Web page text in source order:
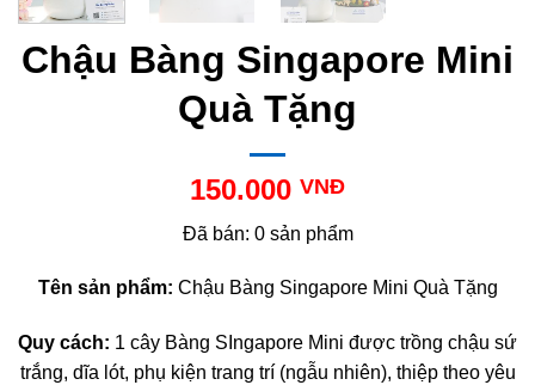
Chậu Bàng Singapore Mini
Quà Tặng
150.000 VNĐ
Đã bán: 0 sản phẩm
Tên sản phẩm: Chậu Bàng Singapore Mini Quà Tặng
Quy cách: 1 cây Bàng SIngapore Mini được trồng chậu sứ
trắng, dĩa lót, phụ kiện trang trí (ngẫu nhiên), thiệp theo yêu